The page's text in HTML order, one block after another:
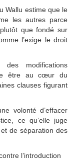
Wallu estime que le
les autres parce
que fondé sur
l’exige le droit
modifications
être au cœur du
clauses figurant
volonté d’effacer
ce qu’elle juge
de séparation des
l’introduction